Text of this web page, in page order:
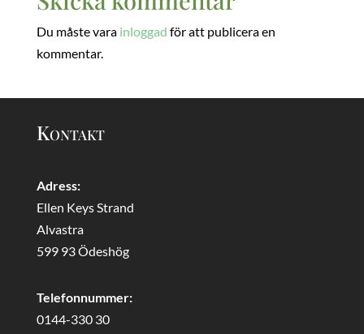
Du måste vara inloggad för att publicera en
kommentar.
Kontakt
Adress:
Ellen Keys Strand
Alvastra
599 93 Ödeshög
Telefonnummer:
0144-330 30